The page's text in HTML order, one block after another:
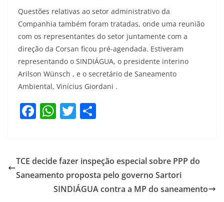
Questões relativas ao setor administrativo da
Companhia também foram tratadas, onde uma reunião
com os representantes do setor juntamente com a
direção da Corsan ficou pré-agendada. Estiveram
representando o SINDIÁGUA, o presidente interino
Arilson Wünsch , e o secretário de Saneamento
Ambiental, Vinícius Giordani .
F
e
b
W
s
A
p
T
er e
TCE decide fazer inspeção especial sobre PPP do
Saneamento proposta pelo governo Sartori
SINDIÁGUA contra a MP do saneamento